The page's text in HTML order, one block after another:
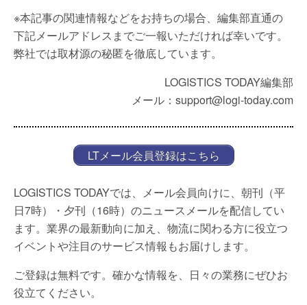
※本記事の関連情報などをお持ちの場合、編集部直通の
下記メールアドレスまでご一報いただければ幸いです。
弊社では取材源の秘匿を徹底しています。
LOGISTICS TODAY編集部
メール：support@logi-today.com
LTメール会員登録はこちら
LOGISTICS TODAYでは、メール会員向けに、朝刊（平
日7時）・夕刊（16時）のニュースメールを配信してい
ます。業界の最新動向に加え、物流に関わる方に役立つ
イベントや注目のサービス情報もお届けします。
ご登録は無料です。確かな情報を、日々の業務にぜひお
役立てください。